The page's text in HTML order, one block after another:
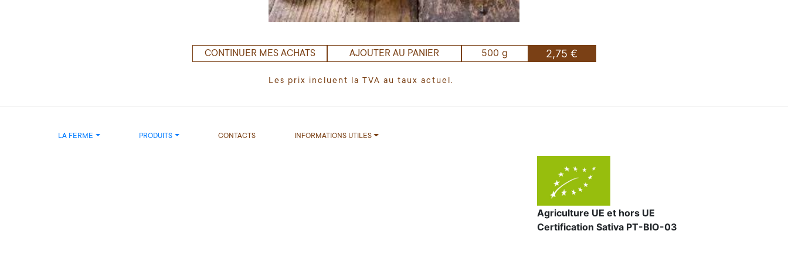
CONTINUER MES ACHATS AJOUTER AU PANIER 500 g 2,75 €
Les prix incluent la TVA au taux actuel.
LA FERME PRODUITS CONTACTS INFORMATIONS UTILES
Agriculture UE et hors UE
Certification Sativa PT-BIO-03